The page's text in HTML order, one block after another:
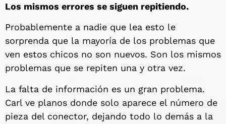
Los mismos errores se siguen repitiendo.
Probablemente a nadie que lea esto le
sorprenda que la mayoría de los problemas que
ven estos chicos no son nuevos. Son los mismos
problemas que se repiten una y otra vez.
La falta de información es un gran problema.
Carl ve planos donde solo aparece el número de
pieza del conector, dejando todo lo demás a la